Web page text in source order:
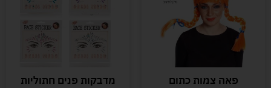
פאה צמות כתום מדבקות פנים חתוליות